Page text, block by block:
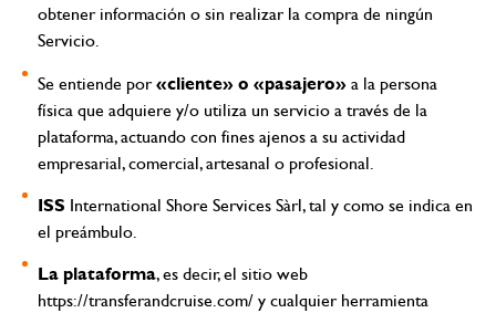
obtener información o sin realizar la compra de ningún
Servicio.
Se entiende por«cliente» o «pasajero» a la persona
física que adquiere y/o utiliza un servicio a través de la
plataforma, actuando con fines ajenos a su actividad
empresarial, comercial, artesanal o profesional.
ISS International Shore Services Sàrl, tal y como se indica en
el preámbulo.
La plataforma, es decir, el sitio web
https://transferandcruise.com/ y cualquier herramienta